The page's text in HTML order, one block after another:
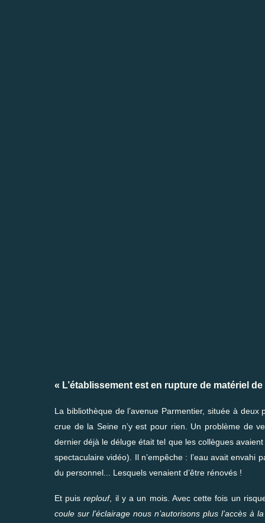
« L’établissement est en rupture de matériel
La bibliothèque de l’avenue Parmentier, située à
crue de la Seine n’y est pour rien. Un problème de
dernier déjà le déluge était tel que les collègues
spectaculaire vidéo). Il n’empêche : l’eau avait envahi
du personnel... Lesquels venaient d’être rénovés !
Et puisreplouf, il y a un mois. Avec cette fois un
coule sur l’éclairage nous n’autorisons plus l’accès à